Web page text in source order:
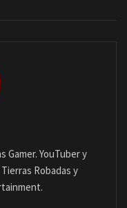
YouTuber y
Robadas y